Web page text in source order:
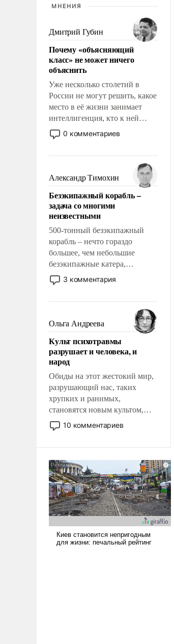
МНЕНИЯ
Дмитрий Губин
Почему «объясняющий
класс» не может ничего
объяснить
Уже несколько столетий в
России не могут решить, какое
место в её жизни занимает
интеллигенция, кто к ней
принадлежит, а кого из неё
исключили с правом
чем она отличается от просто
образованных людей. Иногда
казалось, что эти вопросы
решены раз и навсегда, но –
нет, не решены.
0 комментариев
Александр Тимохин
Безэкипажный корабль –
задача со многими
неизвестными
500-тонный безэкипажный
корабль – нечто гораздо
большее, чем небольшие
безэкипажные катера,
применение которых уже
стало обыденностью. Задача по
сложна и амбициозна. Однако
и ее реализация радикально
поднимет наши боевые
возможности.
3 комментария
Ольга Андреева
Культ психотравмы
разрушает и человека, и
народ
Обиды на этот жестокий мир,
разрушающий нас, таких
хрупких и ранимых,
становятся новым культом,
постепенно вытесняя и
отменяя традиционное
ударами судьбы, брать на себя
ответственность, помогать
слабым, идти вперед и
адаптироваться.
10 комментариев